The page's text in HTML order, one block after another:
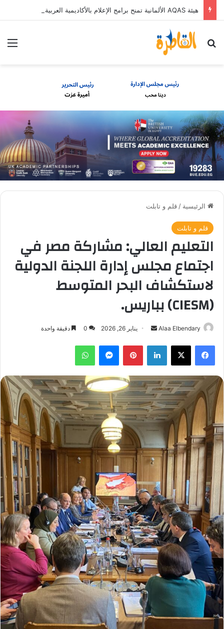
بحث عن
الرئيسية / قلم و تابلت
قلم و تابلت
التعليم العالي: مشاركة مصر في
اجتماع مجلس إدارة اللجنة الدولية
لاستكشاف البحر المتوسط
(CIESM) بباريس.
Alaa Elbendary
أرسل
إلكترونيا
يناير 26, 2026 0 دقيقة واحدة
فيسبوك ‫X لينكدإن بينتيريستماسنجر واتساب